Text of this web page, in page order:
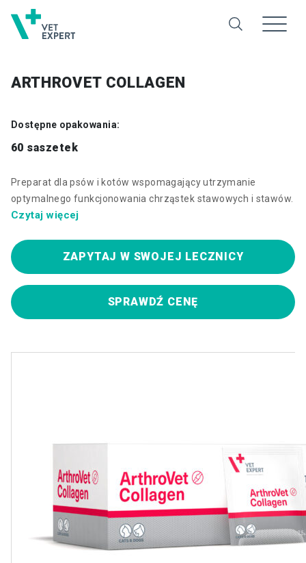
ARTHROVET COLLAGEN
Dostępne opakowania:
60 saszetek
Preparat dla psów i kotów wspomagający utrzymanie
optymalnego funkcjonowania chrząstek stawowych i stawów.
Czytaj więcej
ZAPYTAJ W SWOJEJ LECZNICY
SPRAWDŹ CENĘ